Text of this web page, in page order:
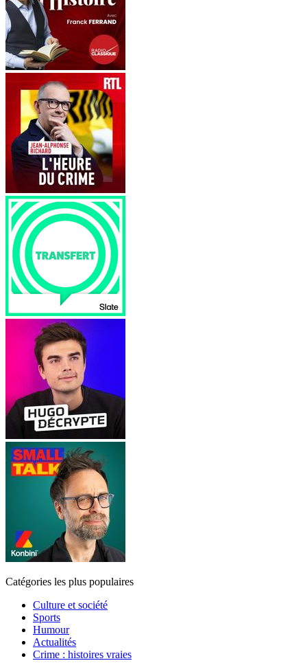
Catégories les plus populaires
Culture et société
Sports
Humour
Actualités
Crime : histoires vraies